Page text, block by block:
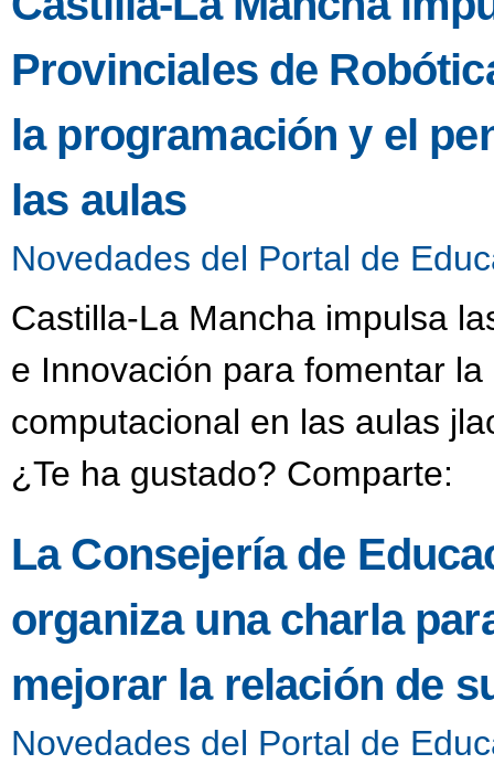
Provinciales de
la programación y el
las aulas
Novedades del Portal de
Castilla-La Mancha impulsa
e Innovación para fomentar
computacional en las aulas
¿Te ha gustado? Comparte:
La Consejería de
organiza una charla
mejorar la relación de
Novedades del Portal de